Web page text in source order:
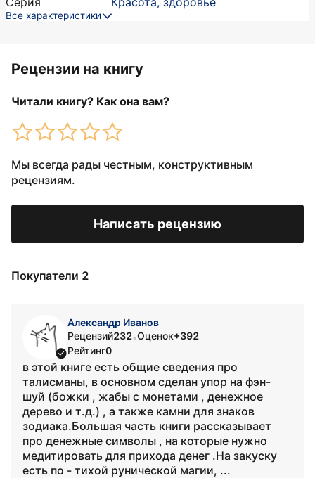
Все характеристики
Рецензии на книгу
Читали книгу? Как она вам?
Мы всегда рады честным, конструктивным
рецензиям.
Написать рецензию
Покупатели 2
Александр Иванов
Рецензий232•Оценок+392
Рейтинг0
в этой книге есть общие сведения про
талисманы, в основном сделан упор на фэн-
шуй (божки , жабы с монетами , денежное
дерево и т.д.) , а также камни для знаков
зодиака.Большая часть книги рассказывает
про денежные символы , на которые нужно
медитировать для прихода денег .На закуску
есть по - тихой рунической магии, ...